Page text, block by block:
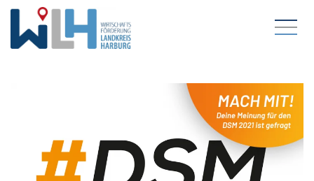
Zum Hauptinhalt springen
Schlagwort:Beratung